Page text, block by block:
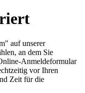
auf unserer
an dem Sie
Anmeldeformular
vor Ihren
Zeit für die